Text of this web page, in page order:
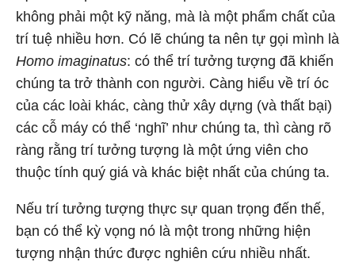
không phải một kỹ năng, mà là một phẩm chất của
trí tuệ nhiều hơn. Có lẽ chúng ta nên tự gọi mình là
Homo imaginatus: có thể trí tưởng tượng đã khiến
chúng ta trở thành con người. Càng hiểu về trí óc
của các loài khác, càng thử xây dựng (và thất bại)
các cỗ máy có thể ‘nghĩ’ như chúng ta, thì càng rõ
ràng rằng trí tưởng tượng là một ứng viên cho
thuộc tính quý giá và khác biệt nhất của chúng ta.
Nếu trí tưởng tượng thực sự quan trọng đến thế,
bạn có thể kỳ vọng nó là một trong những hiện
tượng nhận thức được nghiên cứu nhiều nhất.